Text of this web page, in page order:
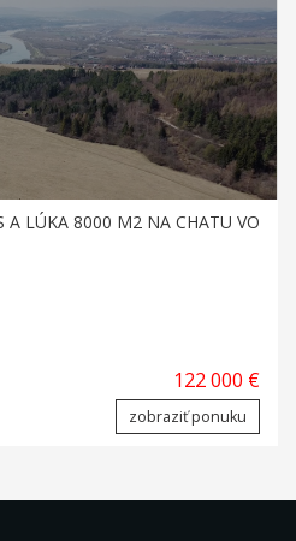
A LÚKA 8000 M2 NA CHATU VO
122 000 €
zobraziť ponuku